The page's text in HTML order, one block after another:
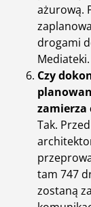
ażurową.
drogami
Mediateki.
Czy
zamierza
Tak.
tam 747
zostaną